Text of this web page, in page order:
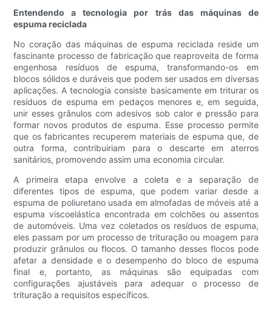
Entendendo a tecnologia por trás das máquinas de
espuma reciclada
No coração das máquinas de espuma reciclada reside um
fascinante processo de fabricação que reaproveita de forma
engenhosa resíduos de espuma, transformando-os em
blocos sólidos e duráveis ​​que podem ser usados ​​em diversas
aplicações. A tecnologia consiste basicamente em triturar os
resíduos de espuma em pedaços menores e, em seguida,
unir esses grânulos com adesivos sob calor e pressão para
formar novos produtos de espuma. Esse processo permite
que os fabricantes recuperem materiais de espuma que, de
outra forma, contribuiriam para o descarte em aterros
sanitários, promovendo assim uma economia circular.
A primeira etapa envolve a coleta e a separação de
diferentes tipos de espuma, que podem variar desde a
espuma de poliuretano usada em almofadas de móveis até a
espuma viscoelástica encontrada em colchões ou assentos
de automóveis. Uma vez coletados os resíduos de espuma,
eles passam por um processo de trituração ou moagem para
produzir grânulos ou flocos. O tamanho desses flocos pode
afetar a densidade e o desempenho do bloco de espuma
final e, portanto, as máquinas são equipadas com
configurações ajustáveis ​​para adequar o processo de
trituração a requisitos específicos.